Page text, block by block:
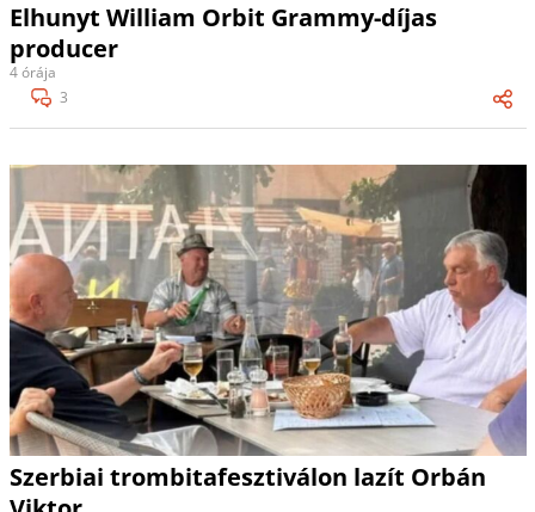
Elhunyt William Orbit Grammy-díjas
producer
4 órája
3
Szerbiai trombitafesztiválon lazít Orbán